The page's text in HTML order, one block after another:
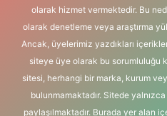
olarak hizmet vermektedir. Bu
olarak denetleme veya araştırma
Ancak, üyelerimiz yazdıkları
siteye üye olarak bu sorumluluğu
sitesi, herhangi bir marka, kurum
bulunmamaktadır. Sitede
paylaşılmaktadır. Burada yer alan